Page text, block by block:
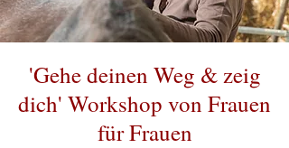
'Gehe deinen Weg & zeig
dich' Workshop von Frauen
für Frauen